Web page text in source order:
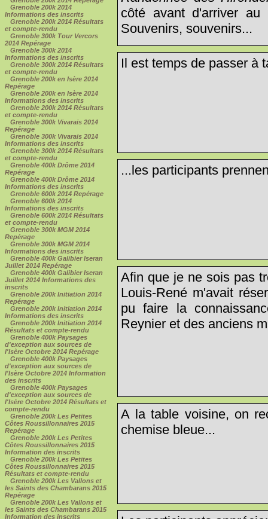
Grenoble 200k 2014
Informations des inscrits
Grenoble 200k 2014 Résultats
et compte-rendu
Grenoble 300k Tour Vercors
2014 Repérage
Grenoble 300k 2014
Informations des inscrits
Grenoble 300k 2014 Résultats
et compte-rendu
Grenoble 200k en Isère 2014
Repérage
Grenoble 200k en Isère 2014
Informations des inscrits
Grenoble 200k 2014 Résultats
et compte-rendu
Grenoble 300k Vivarais 2014
Repérage
Grenoble 300k Vivarais 2014
Informations des inscrits
Grenoble 300k 2014 Résultats
et compte-rendu
Grenoble 400k Drôme 2014
Repérage
Grenoble 400k Drôme 2014
Informations des inscrits
Grenoble 600k 2014 Repérage
Grenoble 600k 2014
Informations des inscrits
Grenoble 600k 2014 Résultats
et compte-rendu
Grenoble 300k MGM 2014
Repérage
Grenoble 300k MGM 2014
Informations des inscrits
Grenoble 400k Galibier Iseran
Juillet 2014 Repérage
Grenoble 400k Galibier Iseran
Juillet 2014 Informations des
inscrits
Grenoble 200k Initiation 2014
Repérage
Grenoble 200k Initiation 2014
Informations des inscrits
Grenoble 200k Initiation 2014
Résultats et compte-rendu
Grenoble 400k Paysages
d'exception aux sources de
l'Isère Octobre 2014 Repérage
Grenoble 400k Paysages
d'exception aux sources de
l'Isère Octobre 2014 Information
des inscrits
Grenoble 400k Paysages
d'exception aux sources de
l'Isère Octobre 2014 Résultats et
compte-rendu
Grenoble 200k Les Petites
Côtes Roussillonnaires 2015
Repérage
Grenoble 200k Les Petites
Côtes Roussillonnaires 2015
Information des inscrits
Grenoble 200k Les Petites
Côtes Roussillonnaires 2015
Résultats et compte-rendu
Grenoble 200k Les Vallons et
les Saints des Chambarans 2015
Repérage
Grenoble 200k Les Vallons et
les Saints des Chambarans 2015
Information des inscrits
côté avant d'arriver au
Souvenirs, souvenirs...
Il est temps de passer à
...les participants
Afin que je ne sois pas
Louis-René m'avait
pu faire la
Reynier et des anciens
A la table voisine, on
chemise bleue...